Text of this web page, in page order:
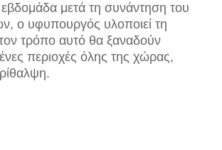
μετά τη συνάντηση του
ο υφυπουργός υλοποιεί τη
τρόπο αυτό θα ξαναδούν
περιοχές όλης της χώρας,